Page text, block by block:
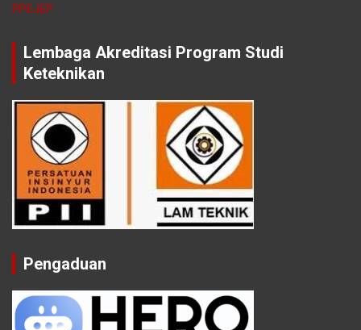
PPEJEP
Lembaga Akreditasi Program Studi
Keteknikan
Pengaduan